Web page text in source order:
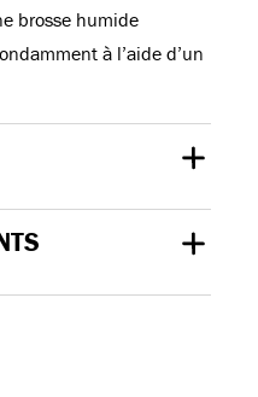
brosse humide
à l’aide d’un